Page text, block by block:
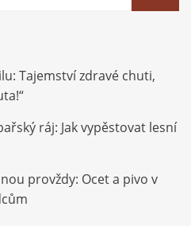
Tajemství zdravé chuti,
ráj: Jak vypěstovat lesní
provždy: Ocet a pivo v